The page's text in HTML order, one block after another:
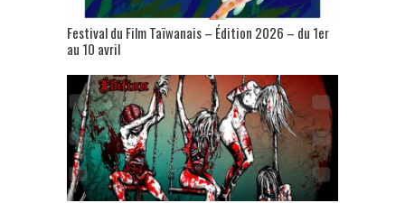
Festival du Film Taïwanais – Édition 2026 – du 1er
au 10 avril